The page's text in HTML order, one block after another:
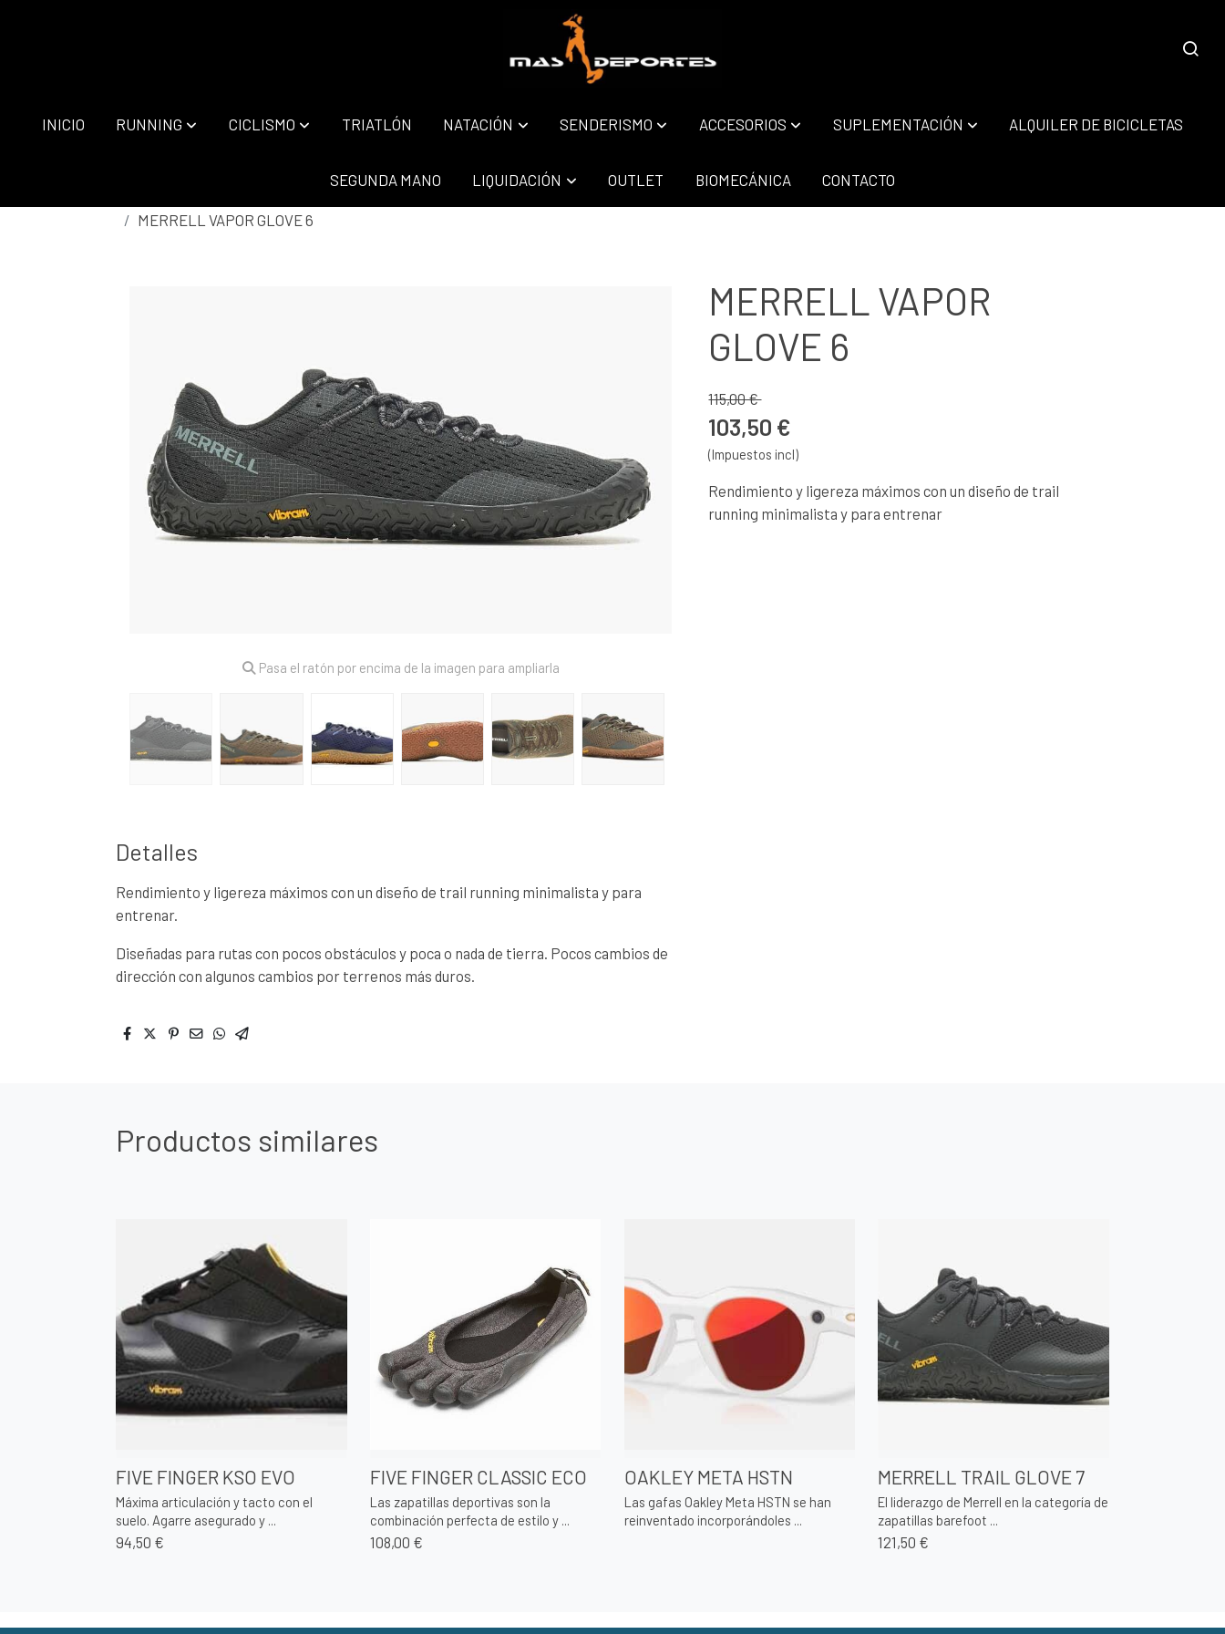
INICIO RUNNING CICLISMO TRIATLÓN NATACIÓN SENDERISMO ACCESORIOS SUPLEMENTACIÓN ALQUILER DE BICICLETAS
SEGUNDA MANO LIQUIDACIÓN OUTLET BIOMECÁNICA CONTACTO
MERRELL VAPOR GLOVE 6
Pasa el ratón por encima de la imagen para ampliarla
Detalles
Rendimiento y ligereza máximos con un diseño de trail running minimalista y para
entrenar.
Diseñadas para rutas con pocos obstáculos y poca o nada de tierra. Pocos cambios de
dirección con algunos cambios por terrenos más duros.
MERRELL VAPOR
GLOVE 6
115,00 €
103,50 €
(Impuestos incl)
Rendimiento y ligereza máximos con un diseño de trail
running minimalista y para entrenar
Productos similares
FIVE FINGER KSO EVO
Máxima articulación y tacto con el
suelo. Agarre asegurado y ...
94,50 €
FIVE FINGER CLASSIC ECO
Las zapatillas deportivas son la
combinación perfecta de estilo y ...
108,00 €
OAKLEY META HSTN
Las gafas Oakley Meta HSTN se han
reinventado incorporándoles ...
MERRELL TRAIL GLOVE 7
El liderazgo de Merrell en la categoría de
zapatillas barefoot ...
121,50 €